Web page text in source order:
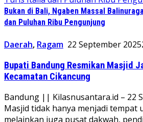
Bukan di Bali, Ngaben Massal
dan Puluhan Ribu Pengunjung
Daerah, Ragam 22 September 2025
Bupati Bandung Resmikan Masjid
Kecamatan Cikancung
Bandung || Kilasnusantara.id – 22
Masjid tidak hanya menjadi tempat
melainkan juga pusat dakwah,